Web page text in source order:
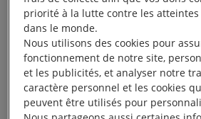
priorité à la lutte contre les
dans le monde.
Nous utilisons des cookies pour
fonctionnement de notre site,
et les publicités, et analyser notre
caractère personnel et les cookies
peuvent être utilisés pour